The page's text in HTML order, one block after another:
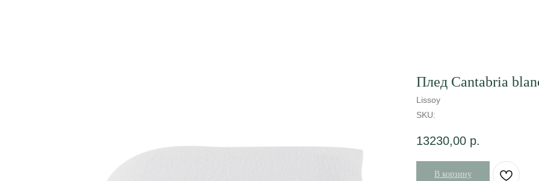
Плед Cantabria
Lissoy
SKU:
13230,00 р.
В корзину